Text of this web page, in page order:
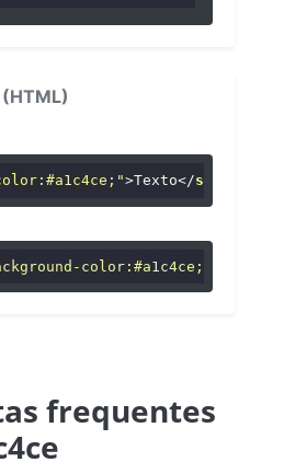
(HTML)
>Texto</span
color:#a1c4ce;"
frequentes